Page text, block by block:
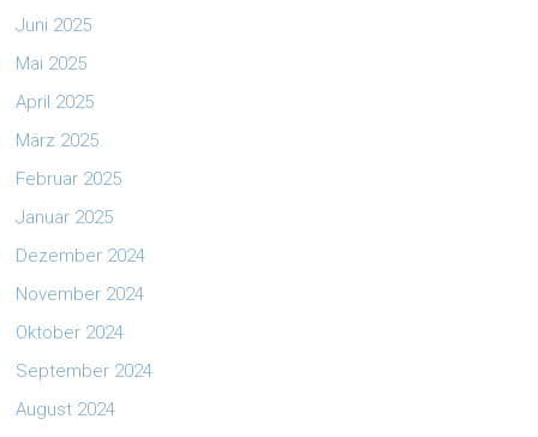
Juni 2025
Mai 2025
April 2025
März 2025
Februar 2025
Januar 2025
Dezember 2024
November 2024
Oktober 2024
September 2024
August 2024